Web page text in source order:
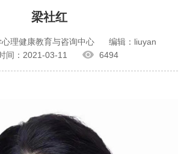
梁社红
理健康教育与咨询中心
编辑：liuyan
间：2021-03-11
6494